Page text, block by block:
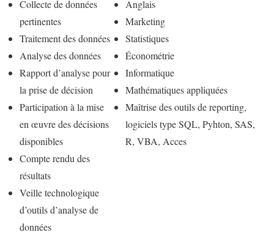
Collecte de données
pertinentes
Traitement des données
Analyse des données
Rapport d’analyse pour
la prise de décision
Participation à la mise
en œuvre des décisions
disponibles
Compte rendu des
résultats
Veille technologique
d’outils d’analyse de
données
Anglais
Marketing
Statistiques
Économétrie
Informatique
Mathématiques appliquées
Maîtrise des outils de reporting,
logiciels type SQL, Pyhton, SAS,
R, VBA, Acces